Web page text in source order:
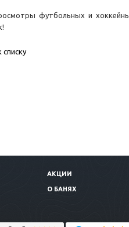
футбольных и
списку
АКЦИИ
О БАНЯХ